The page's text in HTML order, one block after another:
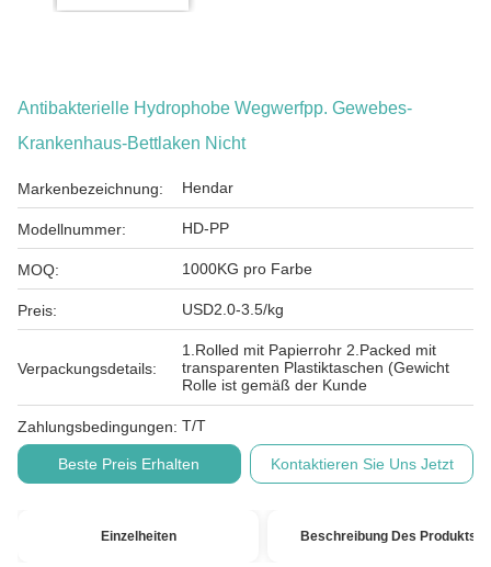
Antibakterielle Hydrophobe Wegwerfpp. Gewebes-
Krankenhaus-Bettlaken Nicht
Markenbezeichnung: Hendar
Modellnummer: HD-PP
MOQ: 1000KG pro Farbe
Preis: USD2.0-3.5/kg
Verpackungsdetails:
1.Rolled mit Papierrohr 2.Packed mit
transparenten Plastiktaschen (Gewicht
Rolle ist gemäß der Kunde
Zahlungsbedingungen: T/T
Beste Preis Erhalten Kontaktieren Sie Uns Jetzt
Einzelheiten Beschreibung Des Produkts